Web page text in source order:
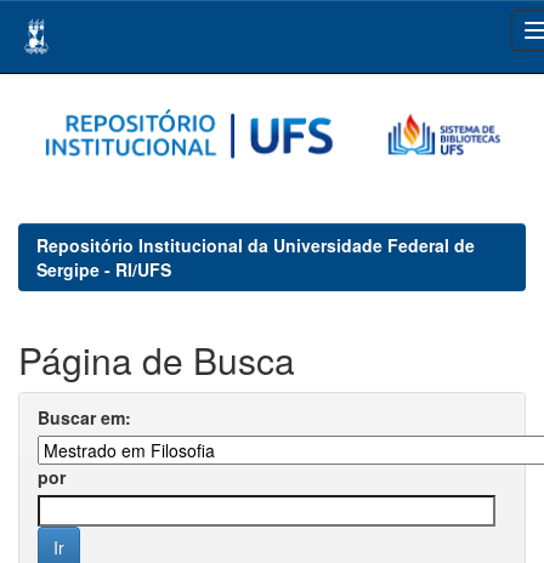
navigation
Repositório Institucional da Universidade Federal de
Sergipe - RI/UFS
Página de Busca
Buscar em:
por